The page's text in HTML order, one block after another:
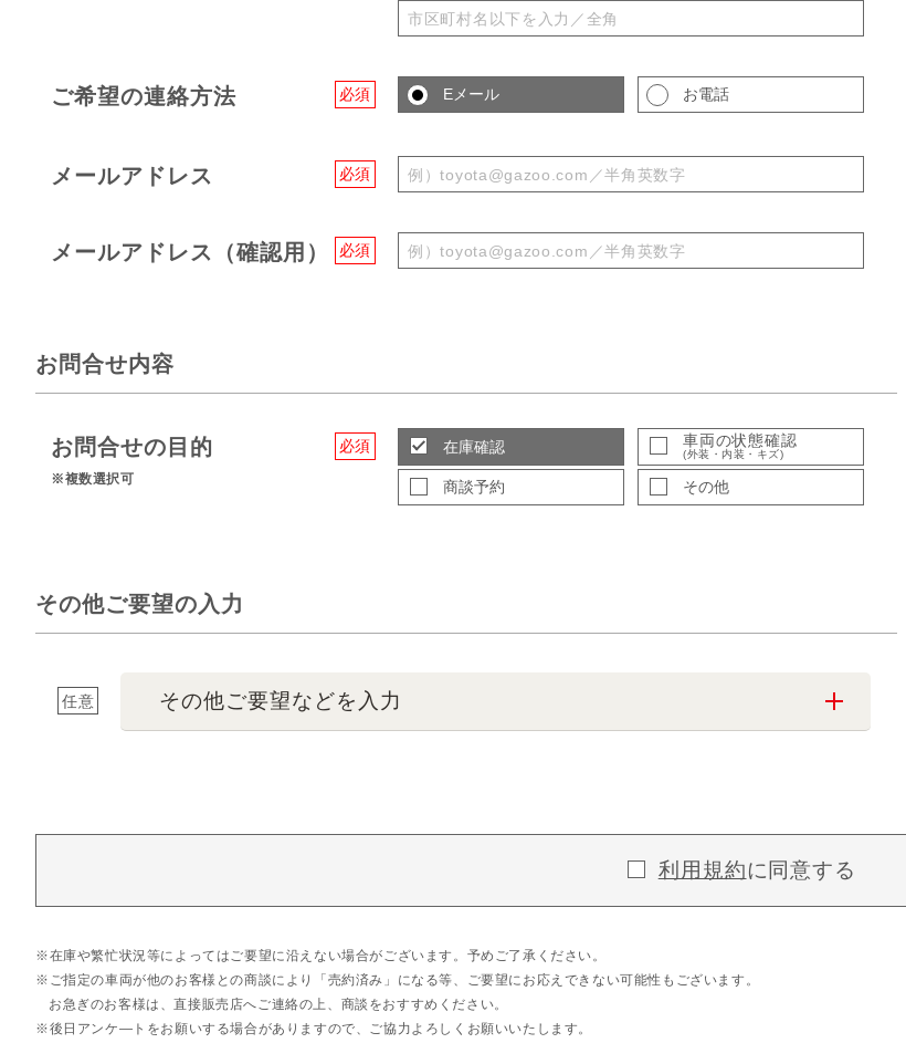
必須
ご希望の連絡方法 Eメール お電話
必須
メールアドレス
必須
メールアドレス（確認用）
お問合せ内容
必須
お問合せの目的
※複数選択可
在庫確認 車両の状態確認
(外装・内装・キズ)
商談予約 その他
その他ご要望の入力
任意 その他ご要望などを入力
利用規約に同意する
在庫や繁忙状況等によってはご要望に沿えない場合がございます。予めご了承ください。
ご指定の車両が他のお客様との商談により「売約済み」になる等、ご要望にお応えできない可能性もございます。
お急ぎのお客様は、直接販売店へご連絡の上、商談をおすすめください。
後日アンケ―トをお願いする場合がありますので、ご協力よろしくお願いいたします。